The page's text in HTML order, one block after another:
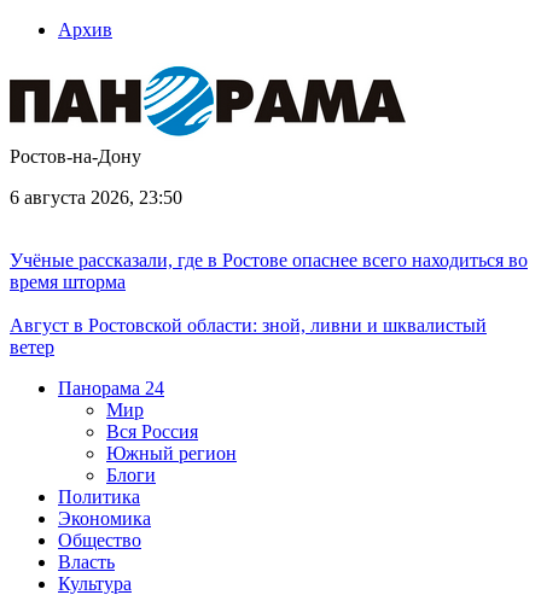
Архив
Ростов-на-Дону
6 августа 2026, 23:50
Учёные рассказали, где в Ростове опаснее всего находиться во
время шторма
Август в Ростовской области: зной, ливни и шквалистый
ветер
Панорама 24
Мир
Вся Россия
Южный регион
Блоги
Политика
Экономика
Общество
Власть
Культура